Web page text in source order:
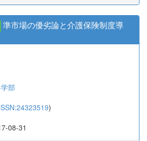
準市場の優劣論と介護保険制度導
部
)
08-31